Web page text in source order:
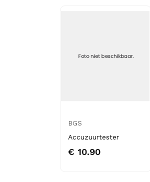
BGS
Accuzuurtester
€ 10.90